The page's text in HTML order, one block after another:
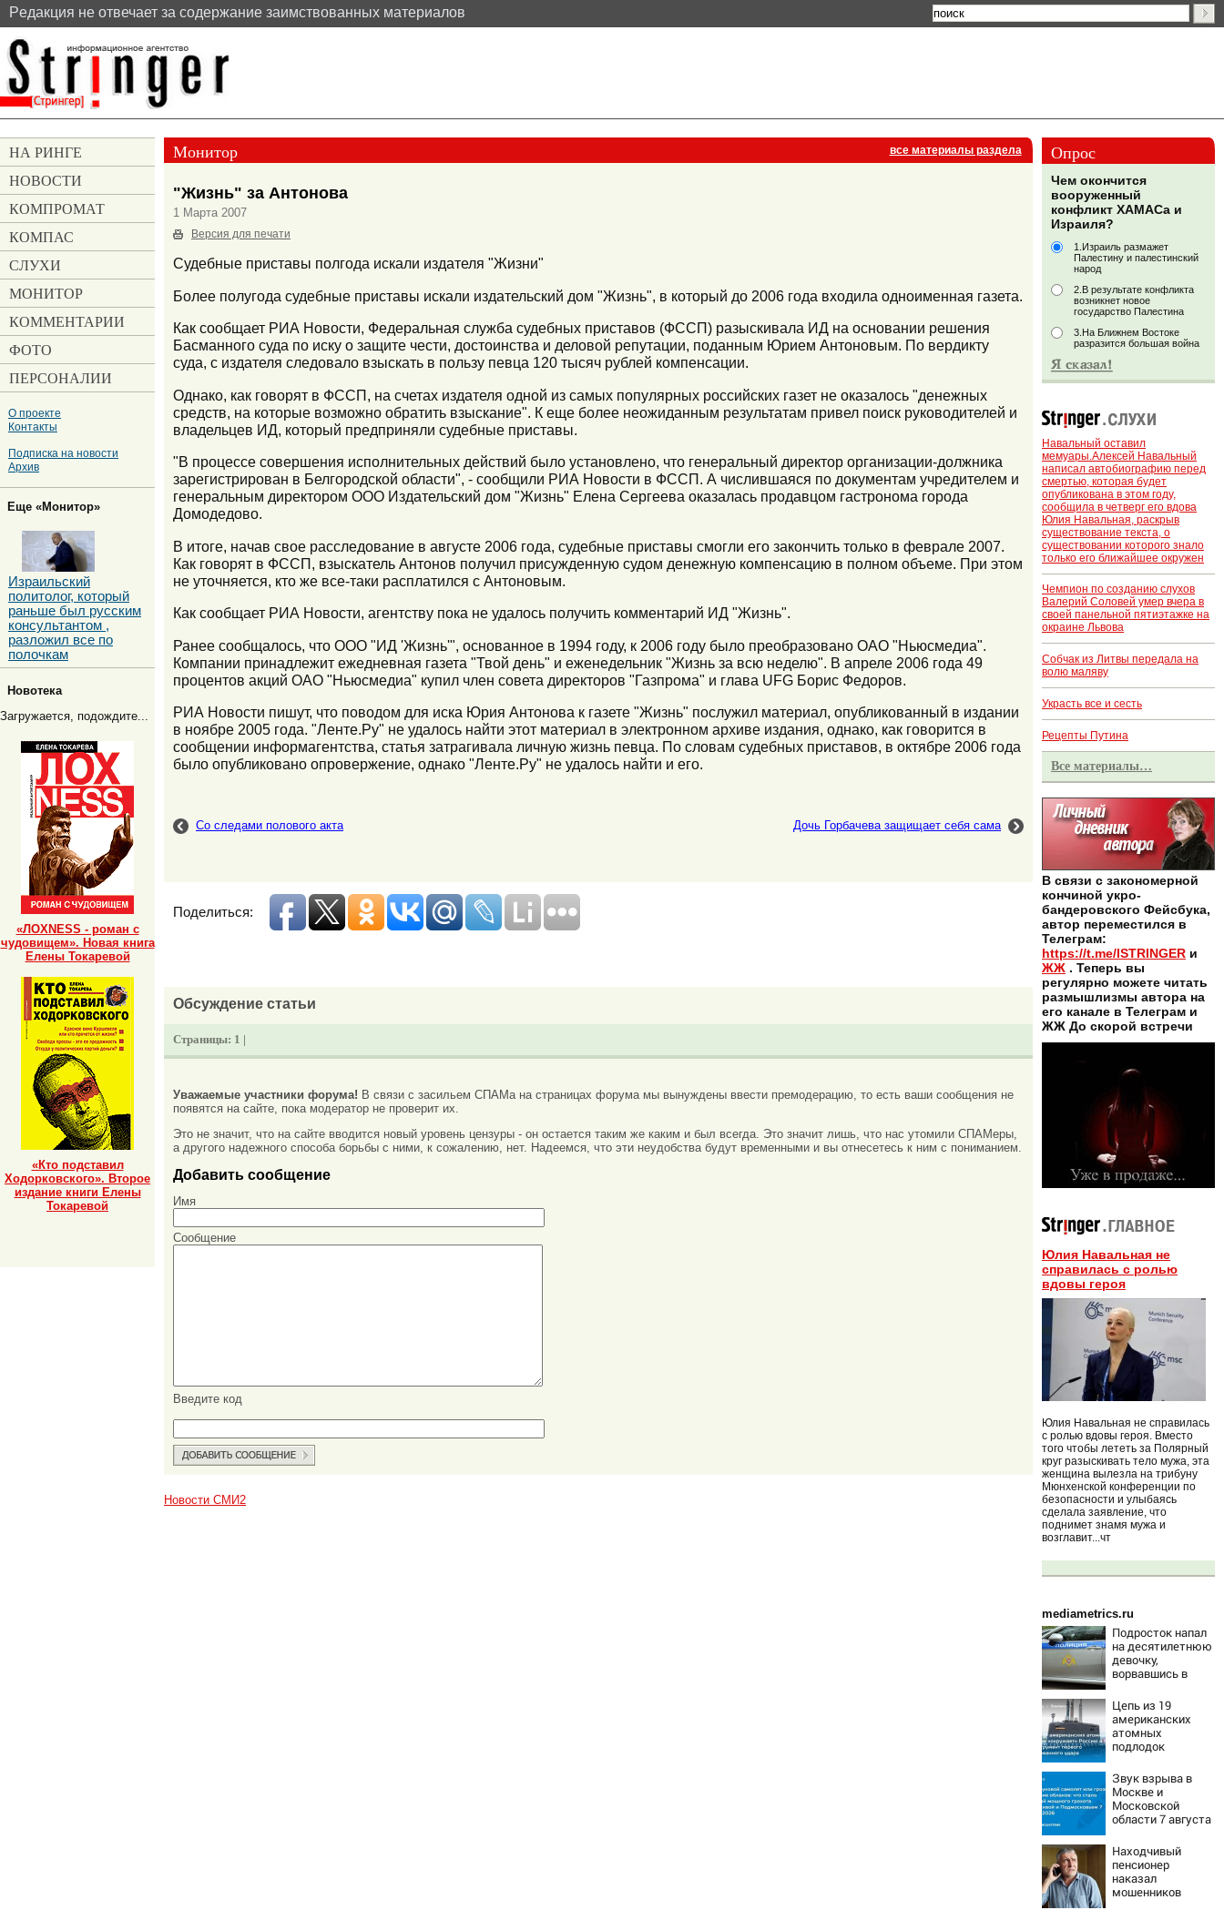
Pедакция не отвечает за содержание заимствованных материалов
Монитор все материалы раздела
"Жизнь" за Антонова
1 Марта 2007
Версия для печати
Судебные приставы полгода искали издателя "Жизни"
Более полугода судебные приставы искали издательский дом "Жизнь", в который до 2006 года входила одноименная газета.
Как сообщает РИА Новости, Федеральная служба судебных приставов (ФССП) разыскивала ИД на основании решения
Басманного суда по иску о защите чести, достоинства и деловой репутации, поданным Юрием Антоновым. По вердикту
суда, с издателя следовало взыскать в пользу певца 120 тысяч рублей компенсации.
Однако, как говорят в ФССП, на счетах издателя одной из самых популярных российских газет не оказалось "денежных
средств, на которые возможно обратить взыскание". К еще более неожиданным результатам привел поиск руководителей и
владельцев ИД, который предприняли судебные приставы.
"В процессе совершения исполнительных действий было установлено, что генеральный директор организации-должника
зарегистрирован в Белгородской области", - сообщили РИА Новости в ФССП. А числившаяся по документам учредителем и
генеральным директором ООО Издательский дом "Жизнь" Елена Сергеева оказалась продавцом гастронома города
Домодедово.
В итоге, начав свое расследование в августе 2006 года, судебные приставы смогли его закончить только в феврале 2007.
Как говорят в ФССП, взыскатель Антонов получил присужденную судом денежную компенсацию в полном объеме. При этом
не уточняется, кто же все-таки расплатился с Антоновым.
Как сообщает РИА Новости, агентству пока не удалось получить комментарий ИД "Жизнь".
Ранее сообщалось, что ООО "ИД 'Жизнь'", основанное в 1994 году, к 2006 году было преобразовано ОАО "Ньюсмедиа".
Компании принадлежит ежедневная газета "Твой день" и еженедельник "Жизнь за всю неделю". В апреле 2006 года 49
процентов акций ОАО "Ньюсмедиа" купил член совета директоров "Газпрома" и глава UFG Борис Федоров.
РИА Новости пишут, что поводом для иска Юрия Антонова к газете "Жизнь" послужил материал, опубликованный в издании
в ноябре 2005 года. "Ленте.Ру" не удалось найти этот материал в электронном архиве издания, однако, как говорится в
сообщении информагентства, статья затрагивала личную жизнь певца. По словам судебных приставов, в октябре 2006 года
было опубликовано опровержение, однако "Ленте.Ру" не удалось найти и его.
Со следами полового акта Дочь Горбачева защищает себя сама
Поделиться:
Обсуждение статьи
Страницы: 1 |
Уважаемые участники форума! В связи с засильем СПАМа на страницах форума мы вынуждены ввести премодерацию, то есть ваши сообщения не
появятся на сайте, пока модератор не проверит их.
Это не значит, что на сайте вводится новый уровень цензуры - он остается таким же каким и был всегда. Это значит лишь, что нас утомили СПАМеры,
а другого надежного способа борьбы с ними, к сожалению, нет. Надеемся, что эти неудобства будут временными и вы отнесетесь к ним с пониманием.
Добавить сообщение
Имя
Сообщение
Введите код
Новости СМИ2
Опрос
Чем окончится
вооруженный
конфликт ХАМАСа и
Израиля?
1.Израиль размажет
Палестину и палестинский
народ
2.В результате конфликта
возникнет новое
государство Палестина
3.На Ближнем Востоке
разразится большая война
Навальный оставил
мемуары.Алексей Навальный
написал автобиографию перед
смертью, которая будет
опубликована в этом году,
сообщила в четверг его вдова
Юлия Навальная, раскрыв
существование текста, о
существовании которого знало
только его ближайшее окружен
Чемпион по созданию слухов
Валерий Соловей умер вчера в
своей панельной пятиэтажке на
окраине Львова
Собчак из Литвы передала на
волю маляву
Украсть все и сесть
Рецепты Путина
Все материалы…
В связи с закономерной
кончиной укро-
бандеровского Фейсбука,
автор переместился в
Телеграм:
https://t.me/ISTRINGER и
ЖЖ . Теперь вы
регулярно можете читать
размышлизмы автора на
его канале в Телеграм и
ЖЖ До скорой встречи
Юлия Навальная не
справилась с ролью
вдовы героя
Юлия Навальная не справилась
с ролью вдовы героя. Вместо
того чтобы лететь за Полярный
круг разыскивать тело мужа, эта
женщина вылезла на трибуну
Мюнхенской конференции по
безопасности и улыбаясь
сделала заявление, что
поднимет знамя мужа и
возглавит...чт
mediametrics.ru
Подросток напал
на десятилетнюю
девочку,
ворвавшись в
Цепь из 19
американских
атомных
подлодок
Россию и Китай:
это инструмент
первого
массированного
удара
Звук взрыва в
Москве и
Московской
области 7 августа
Причины,
источник, откуда
был громкий
хлопок
Находчивый
пенсионер
наказал
мошенников
НА РИНГЕ
НОВОСТИ
КОМПРОМАТ
КОМПАС
СЛУХИ
МОНИТОР
КОММЕНТАРИИ
ФОТО
ПЕРСОНАЛИИ
О проекте
Контакты
Подписка на новости
Архив
Еще «Монитор»
Израильский
политолог, который
раньше был русским
консультантом ,
разложил все по
полочкам
Новотека
Загружается, подождите...
«ЛОХNESS - роман с
чудовищем». Новая книга
Елены Токаревой
«Кто подставил
Ходорковского». Второе
издание книги Елены
Токаревой